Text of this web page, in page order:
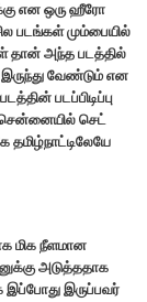
என ஒரு ஹீரோ
படங்கள் மும்பையில்
தான் அந்த படத்தில்
வேண்டும் என
படப்பிடிப்பு
சென்னையில் செட்
தமிழ்நாட்டிலேயே
மிக நீளமான
அடுத்ததாக
இப்போது இருப்பவர்